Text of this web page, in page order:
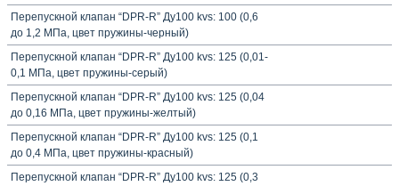
Перепускной клапан “DPR-R” Ду100 kvs: 100 (0,6
до 1,2 МПа, цвет пружины-черный)
Перепускной клапан “DPR-R” Ду100 kvs: 125 (0,01-
0,1 МПа, цвет пружины-серый)
Перепускной клапан “DPR-R” Ду100 kvs: 125 (0,04
до 0,16 МПа, цвет пружины-желтый)
Перепускной клапан “DPR-R” Ду100 kvs: 125 (0,1
до 0,4 МПа, цвет пружины-красный)
Перепускной клапан “DPR-R” Ду100 kvs: 125 (0,3